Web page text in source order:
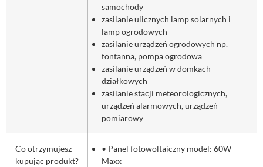
samochody
zasilanie ulicznych lamp solarnych i
lamp ogrodowych
zasilanie urządzeń ogrodowych np.
fontanna, pompa ogrodowa
zasilanie urządzeń w domkach
działkowych
zasilanie stacji meteorologicznych,
urządzeń alarmowych, urządzeń
pomiarowy
Co otrzymujesz
kupując produkt?
• Panel fotowoltaiczny model: 60W
Maxx